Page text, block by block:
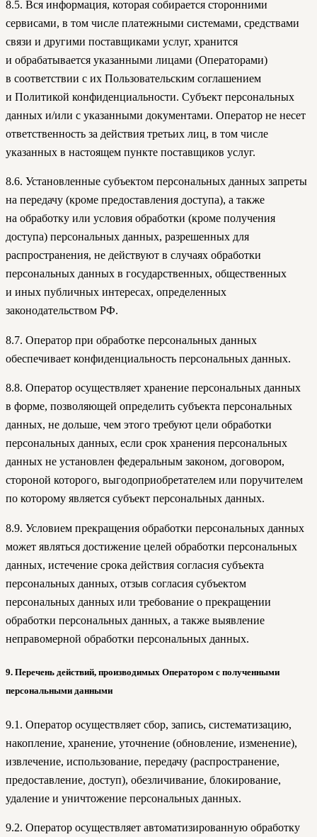
8.5. Вся информация, которая собирается сторонними
сервисами, в том числе платежными системами, средствами
связи и другими поставщиками услуг, хранится
и обрабатывается указанными лицами (Операторами)
в соответствии с их Пользовательским соглашением
и Политикой конфиденциальности. Субъект персональных
данных и/или с указанными документами. Оператор не несет
ответственность за действия третьих лиц, в том числе
указанных в настоящем пункте поставщиков услуг.
8.6. Установленные субъектом персональных данных запреты
на передачу (кроме предоставления доступа), а также
на обработку или условия обработки (кроме получения
доступа) персональных данных, разрешенных для
распространения, не действуют в случаях обработки
персональных данных в государственных, общественных
и иных публичных интересах, определенных
законодательством РФ.
8.7. Оператор при обработке персональных данных
обеспечивает конфиденциальность персональных данных.
8.8. Оператор осуществляет хранение персональных данных
в форме, позволяющей определить субъекта персональных
данных, не дольше, чем этого требуют цели обработки
персональных данных, если срок хранения персональных
данных не установлен федеральным законом, договором,
стороной которого, выгодоприобретателем или поручителем
по которому является субъект персональных данных.
8.9. Условием прекращения обработки персональных данных
может являться достижение целей обработки персональных
данных, истечение срока действия согласия субъекта
персональных данных, отзыв согласия субъектом
персональных данных или требование о прекращении
обработки персональных данных, а также выявление
неправомерной обработки персональных данных.
9. Перечень действий, производимых Оператором с полученными
персональными данными
9.1. Оператор осуществляет сбор, запись, систематизацию,
накопление, хранение, уточнение (обновление, изменение),
извлечение, использование, передачу (распространение,
предоставление, доступ), обезличивание, блокирование,
удаление и уничтожение персональных данных.
9.2. Оператор осуществляет автоматизированную обработку